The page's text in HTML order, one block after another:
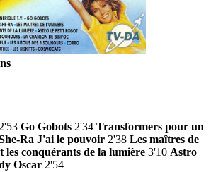
Go Gobots 2'34 Transformers pour un
Ra J'ai le pouvoir 2'38 Les maîtres de
les conquérants de la lumière 3'10 Astro
Oscar 2'54